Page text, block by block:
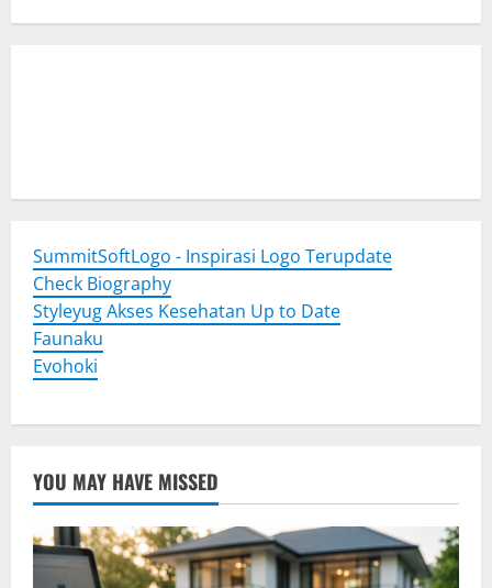
SummitSoftLogo - Inspirasi Logo Terupdate
Check Biography
Styleyug Akses Kesehatan Up to Date
Faunaku
Evohoki
YOU MAY HAVE MISSED